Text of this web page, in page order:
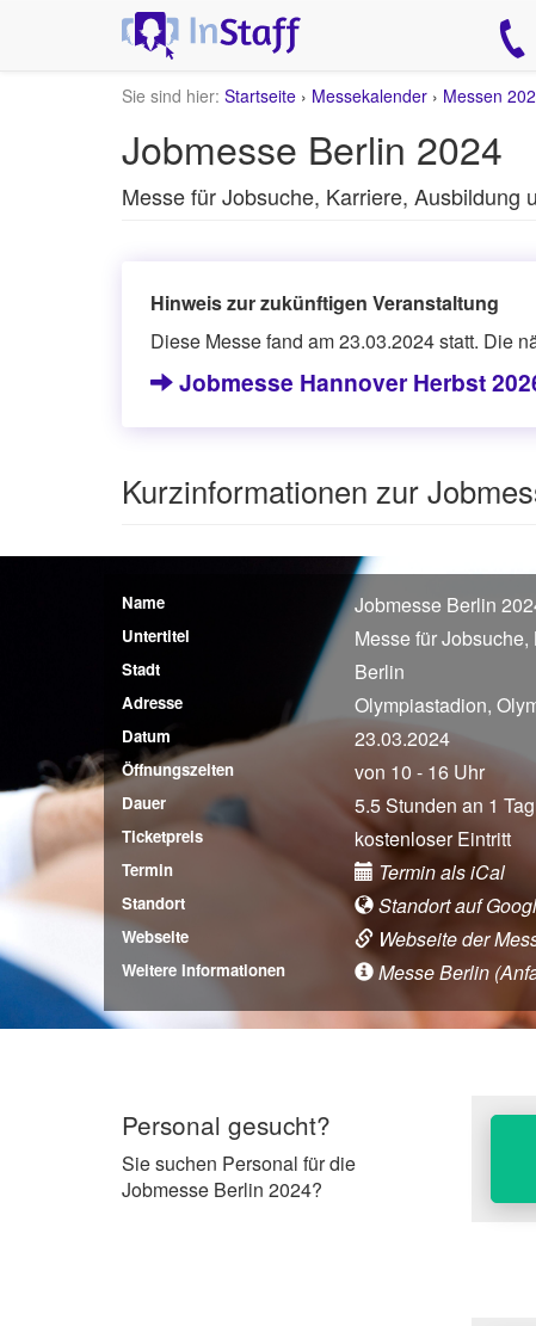
Sie sind hier: Startseite › Messekalender › Messen
Jobmesse Berlin 2024
Messe für Jobsuche, Karriere, Ausbildung
Hinweis zur zukünftigen Veranstaltung
Diese Messe fand am 23.03.2024 statt. Die
Jobmesse Hannover Herbst
Kurzinformationen zur
Name Jobmesse Berlin
Untertitel Messe für
Stadt Berlin
Adresse Olympiastadion,
Datum 23.03.2024
Öffnungszeiten von 10 - 16 Uhr
Dauer 5.5 Stunden an 1 Tag
Ticketpreis kostenloser Eintritt
Termin Termin als iCal
Standort Standort auf
Webseite Webseite der
Weitere Informationen Messe Berlin
Personal gesucht?
Sie suchen Personal für die
Jobmesse Berlin 2024?